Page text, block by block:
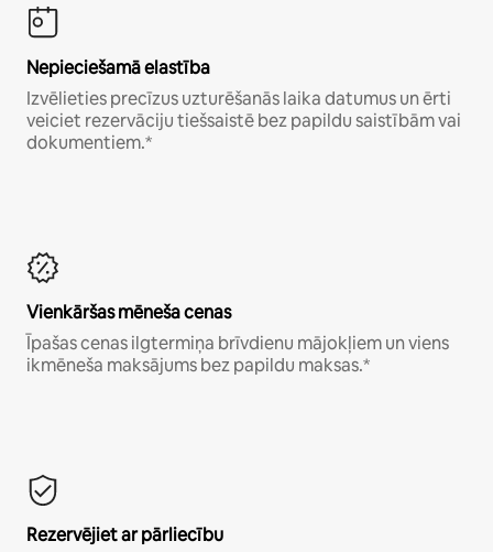
Nepieciešamā elastība
Izvēlieties precīzus uzturēšanās laika datumus un ērti
veiciet rezervāciju tiešsaistē bez papildu saistībām vai
dokumentiem.*
Vienkāršas mēneša cenas
Īpašas cenas ilgtermiņa brīvdienu mājokļiem un viens
ikmēneša maksājums bez papildu maksas.*
Rezervējiet ar pārliecību